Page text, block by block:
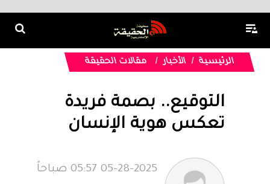
الرئيسية الأخبار مقالات الحقيقة
التوقيع.. بصمة فريدة
تعكس هوية الإنسان